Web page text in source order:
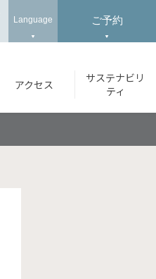
アクセス
サステナビリ
ティ
Language ご予約